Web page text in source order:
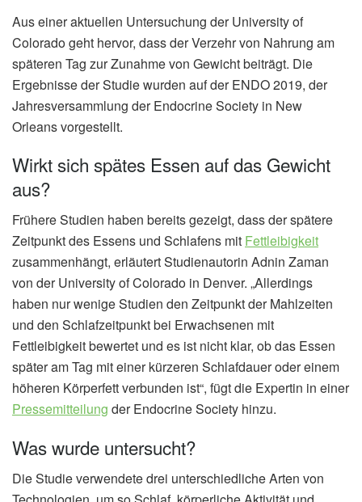
Aus einer aktuellen Untersuchung der University of
Colorado geht hervor, dass der Verzehr von Nahrung am
späteren Tag zur Zunahme von Gewicht beiträgt. Die
Ergebnisse der Studie wurden auf der ENDO 2019, der
Jahresversammlung der Endocrine Society in New
Orleans vorgestellt.
Wirkt sich spätes Essen auf das Gewicht
aus?
Frühere Studien haben bereits gezeigt, dass der spätere
Zeitpunkt des Essens und Schlafens mit Fettleibigkeit
zusammenhängt, erläutert Studienautorin Adnin Zaman
von der University of Colorado in Denver. „Allerdings
haben nur wenige Studien den Zeitpunkt der Mahlzeiten
und den Schlafzeitpunkt bei Erwachsenen mit
Fettleibigkeit bewertet und es ist nicht klar, ob das Essen
später am Tag mit einer kürzeren Schlafdauer oder einem
höheren Körperfett verbunden ist“, fügt die Expertin in einer
Pressemitteilung der Endocrine Society hinzu.
Was wurde untersucht?
Die Studie verwendete drei unterschiedliche Arten von